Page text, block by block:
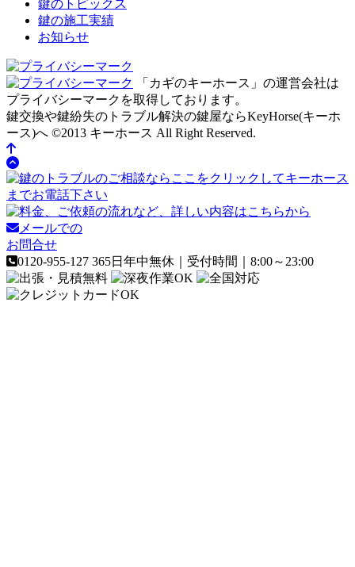
鍵のトピックス
鍵の施工実績
お知らせ
「カギのキーホース」の運営会社は
プライバシーマークを取得しております。
鍵交換や鍵紛失のトラブル解決の鍵屋ならKeyHorse(キーホ
ース)へ ©2013 キーホース All Right Reserved.
メールでの
お問合せ
0120-955-127 365日年中無休｜受付時間｜8:00～23:00